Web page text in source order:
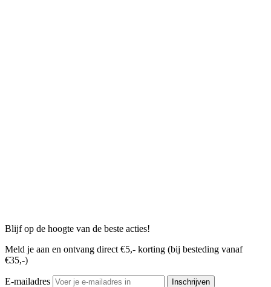
Blijf op de hoogte van de beste acties!
Meld je aan en ontvang direct €5,- korting (bij besteding vanaf
€35,-)
E-mailadres Inschrijven